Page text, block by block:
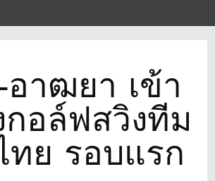
าฒยา เข้า
อล์ฟสวิงทีม
ย รอบแรก